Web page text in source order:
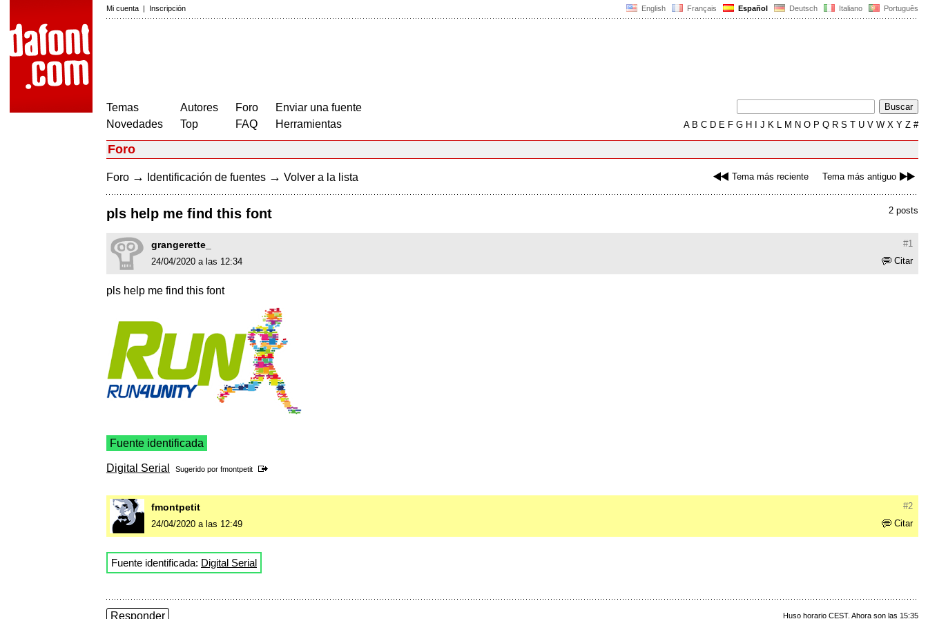
English Français Español Deutsch Italiano Português
Mi cuenta | Inscripción
Temas
Novedades
Autores
Top
Foro
FAQ
Enviar una fuente
Herramientas
AB C D E F G H J K L M N O P Q R S T U V W X Y Z #
Foro
Tema más reciente Tema más antiguo
Foro → Identificación de fuentes → Volver a la lista
2 posts
pls help me find this font
#1
grangerette_
Citar
24/04/2020 a las 12:34
pls help me find this font
Fuente identificada
Digital Serial Sugerido por fmontpetit
#2
fmontpetit
Citar
24/04/2020 a las 12:49
Fuente identificada: Digital Serial
Huso horario CEST. Ahora son las 15:35
Responder